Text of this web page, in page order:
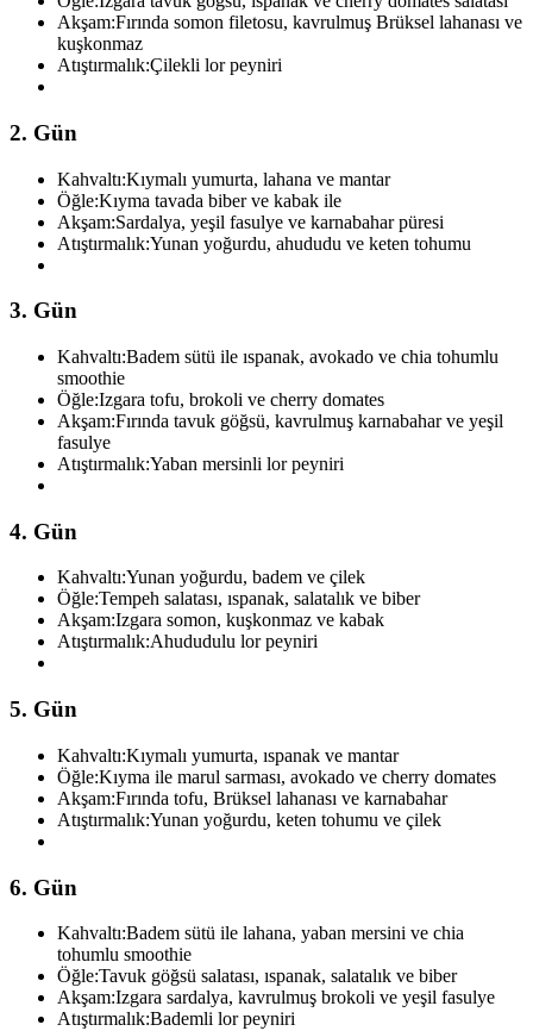
Akşam:Fırında somon filetosu, kavrulmuş Brüksel lahanası ve
kuşkonmaz
Atıştırmalık:Çilekli lor peyniri
2. Gün
Kahvaltı:Kıymalı yumurta, lahana ve mantar
Öğle:Kıyma tavada biber ve kabak ile
Akşam:Sardalya, yeşil fasulye ve karnabahar püresi
Atıştırmalık:Yunan yoğurdu, ahududu ve keten tohumu
3. Gün
Kahvaltı:Badem sütü ile ıspanak, avokado ve chia tohumlu
smoothie
Öğle:Izgara tofu, brokoli ve cherry domates
Akşam:Fırında tavuk göğsü, kavrulmuş karnabahar ve yeşil
fasulye
Atıştırmalık:Yaban mersinli lor peyniri
4. Gün
Kahvaltı:Yunan yoğurdu, badem ve çilek
Öğle:Tempeh salatası, ıspanak, salatalık ve biber
Akşam:Izgara somon, kuşkonmaz ve kabak
Atıştırmalık:Ahududulu lor peyniri
5. Gün
Kahvaltı:Kıymalı yumurta, ıspanak ve mantar
Öğle:Kıyma ile marul sarması, avokado ve cherry domates
Akşam:Fırında tofu, Brüksel lahanası ve karnabahar
Atıştırmalık:Yunan yoğurdu, keten tohumu ve çilek
6. Gün
Kahvaltı:Badem sütü ile lahana, yaban mersini ve chia
tohumlu smoothie
Öğle:Tavuk göğsü salatası, ıspanak, salatalık ve biber
Akşam:Izgara sardalya, kavrulmuş brokoli ve yeşil fasulye
Atıştırmalık:Bademli lor peyniri